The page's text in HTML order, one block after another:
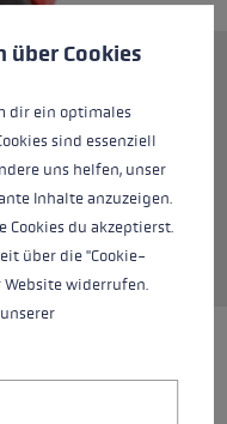
best possible experience.
Cookies
dir ein optimales
sind essenziell
uns helfen, unser
Inhalte anzuzeigen.
Cookies du akzeptierst.
über die "Cookie-
widerrufen.